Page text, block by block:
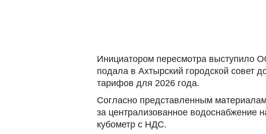
Инициатором пересмотра выступило
подала в Ахтырский городской совет
тарифов для 2026 года.
Согласно представленным
за централизованное водоснабжение
кубометр с НДС.